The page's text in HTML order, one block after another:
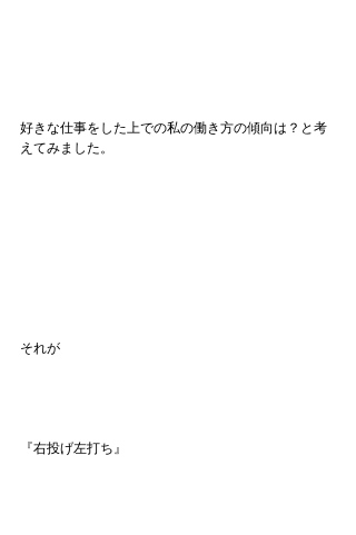
好きな仕事をした上での私の働き方の傾向は？と考
えてみました。
それが
『右投げ左打ち』